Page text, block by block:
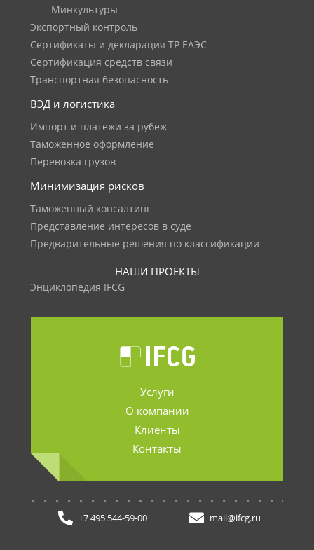
Минкультуры
Экспортный контроль
Сертификаты и декларация ТР ЕАЭС
Сертификация средств связи
Транспортная безопасность
ВЭД и логистика
Импорт и платежи за рубеж
Таможенное оформление
Перевозка грузов
Минимизация рисков
Таможенный консалтинг
Представление интересов в суде
Предварительные решения по классификации
НАШИ ПРОЕКТЫ
Энциклопедия IFCG
Услуги
О компании
Клиенты
Контакты
+7 495 544-59-00 mail@ifcg.ru